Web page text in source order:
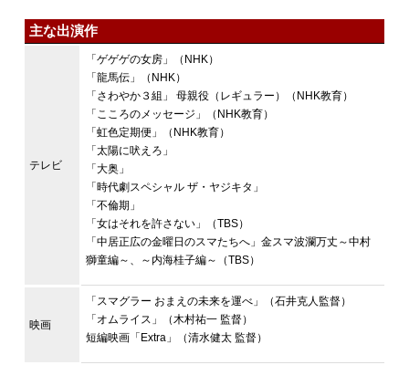
主な出演作
テレビ
「ゲゲゲの女房」（NHK）
「龍馬伝」（NHK）
「さわやか３組」 母親役（レギュラー）（NHK教育）
「こころのメッセージ」（NHK教育）
「虹色定期便」（NHK教育）
「太陽に吠えろ」
「大奥」
「時代劇スペシャル ザ・ヤジキタ」
「不倫期」
「女はそれを許さない」（TBS）
「中居正広の金曜日のスマたちへ」金スマ波瀾万丈～中村
獅童編～、～内海桂子編～（TBS）
映画
「スマグラー おまえの未来を運べ」（石井克人監督）
「オムライス」（木村祐一 監督）
短編映画「Extra」（清水健太 監督）